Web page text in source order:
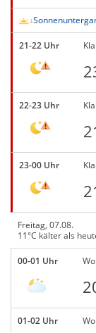
21-22 Uhr
22-23 Uhr
23-00 Uhr
Freitag, 07.08.
11°C kälter als
00-01 Uhr
01-02 Uhr